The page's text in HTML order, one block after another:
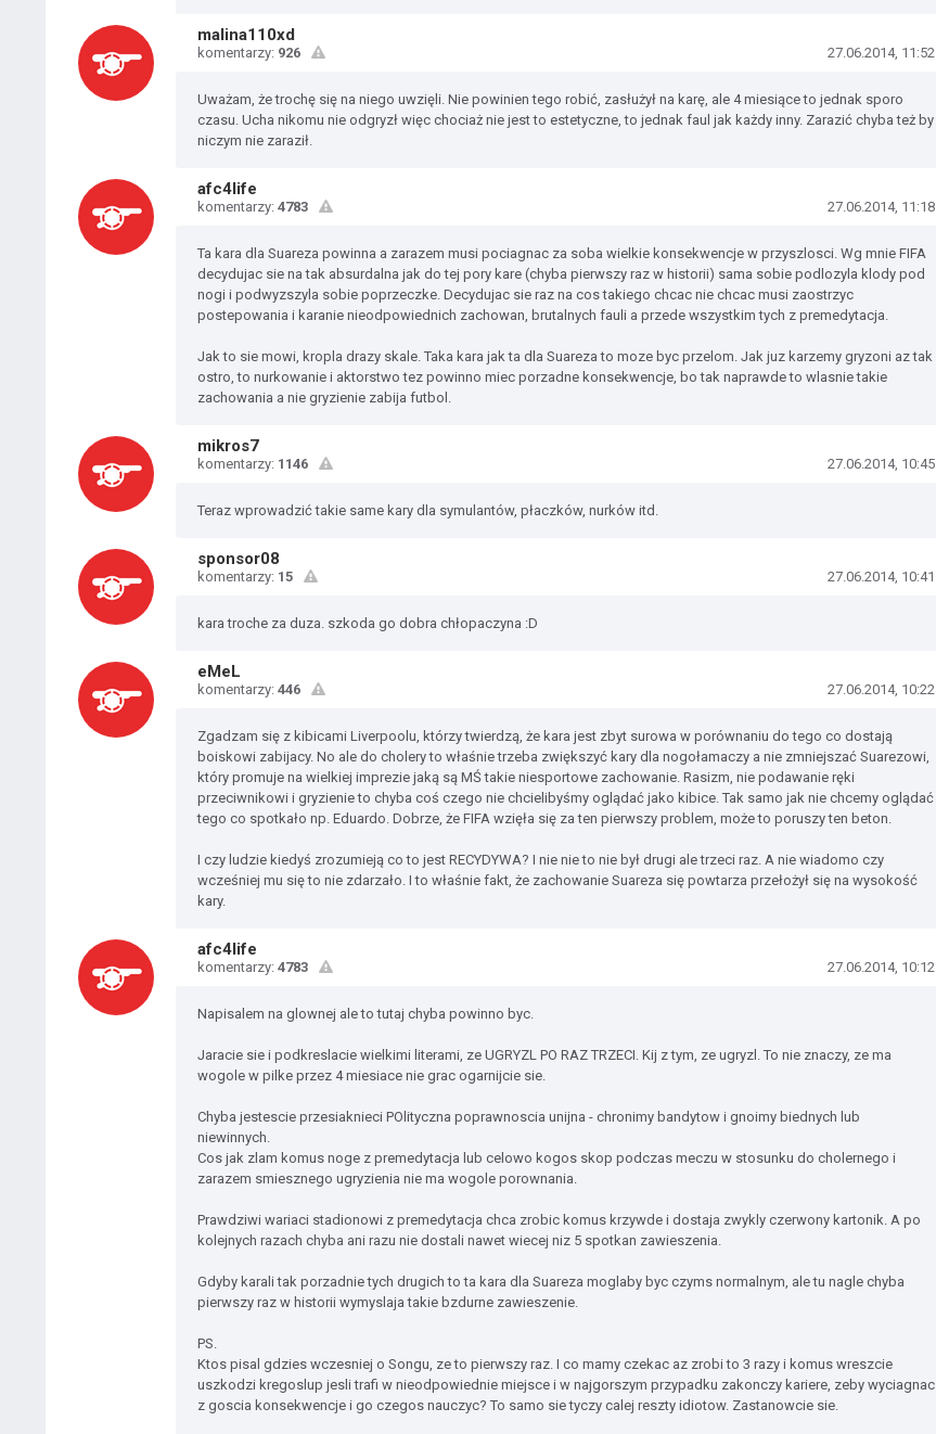
malina110xd
komentarzy: 926 27.06.2014, 11:52
Uważam, że trochę się na niego uwzięli. Nie powinien tego robić, zasłużył na karę, ale 4 miesiące to jednak sporo
czasu. Ucha nikomu nie odgryzł więc chociaż nie jest to estetyczne, to jednak faul jak każdy inny. Zarazić chyba też by
niczym nie zaraził.
afc4life
komentarzy: 4783 27.06.2014, 11:18
Ta kara dla Suareza powinna a zarazem musi pociagnac za soba wielkie konsekwencje w przyszlosci. Wg mnie FIFA
decydujac sie na tak absurdalna jak do tej pory kare (chyba pierwszy raz w historii) sama sobie podlozyla klody pod
nogi i podwyzszyla sobie poprzeczke. Decydujac sie raz na cos takiego chcac nie chcac musi zaostrzyc
postepowania i karanie nieodpowiednich zachowan, brutalnych fauli a przede wszystkim tych z premedytacja.
Jak to sie mowi, kropla drazy skale. Taka kara jak ta dla Suareza to moze byc przelom. Jak juz karzemy gryzoni az tak
ostro, to nurkowanie i aktorstwo tez powinno miec porzadne konsekwencje, bo tak naprawde to wlasnie takie
zachowania a nie gryzienie zabija futbol.
mikros7
komentarzy: 1146 27.06.2014, 10:45
Teraz wprowadzić takie same kary dla symulantów, płaczków, nurków itd.
sponsor08
komentarzy: 15 27.06.2014, 10:41
kara troche za duza. szkoda go dobra chłopaczyna :D
eMeL
komentarzy: 446 27.06.2014, 10:22
Zgadzam się z kibicami Liverpoolu, którzy twierdzą, że kara jest zbyt surowa w porównaniu do tego co dostają
boiskowi zabijacy. No ale do cholery to właśnie trzeba zwiększyć kary dla nogołamaczy a nie zmniejszać Suarezowi,
który promuje na wielkiej imprezie jaką są MŚ takie niesportowe zachowanie. Rasizm, nie podawanie ręki
przeciwnikowi i gryzienie to chyba coś czego nie chcielibyśmy oglądać jako kibice. Tak samo jak nie chcemy oglądać
tego co spotkało np. Eduardo. Dobrze, że FIFA wzięła się za ten pierwszy problem, może to poruszy ten beton.
I czy ludzie kiedyś zrozumieją co to jest RECYDYWA? I nie nie to nie był drugi ale trzeci raz. A nie wiadomo czy
wcześniej mu się to nie zdarzało. I to właśnie fakt, że zachowanie Suareza się powtarza przełożył się na wysokość
kary.
afc4life
komentarzy: 4783 27.06.2014, 10:12
Napisalem na glownej ale to tutaj chyba powinno byc.
Jaracie sie i podkreslacie wielkimi literami, ze UGRYZL PO RAZ TRZECI. Kij z tym, ze ugryzl. To nie znaczy, ze ma
wogole w pilke przez 4 miesiace nie grac ogarnijcie sie.
Chyba jestescie przesiaknieci POlityczna poprawnoscia unijna - chronimy bandytow i gnoimy biednych lub
niewinnych.
Cos jak zlam komus noge z premedytacja lub celowo kogos skop podczas meczu w stosunku do cholernego i
zarazem smiesznego ugryzienia nie ma wogole porownania.
Prawdziwi wariaci stadionowi z premedytacja chca zrobic komus krzywde i dostaja zwykly czerwony kartonik. A po
kolejnych razach chyba ani razu nie dostali nawet wiecej niz 5 spotkan zawieszenia.
Gdyby karali tak porzadnie tych drugich to ta kara dla Suareza moglaby byc czyms normalnym, ale tu nagle chyba
pierwszy raz w historii wymyslaja takie bzdurne zawieszenie.
PS.
Ktos pisal gdzies wczesniej o Songu, ze to pierwszy raz. I co mamy czekac az zrobi to 3 razy i komus wreszcie
uszkodzi kregoslup jesli trafi w nieodpowiednie miejsce i w najgorszym przypadku zakonczy kariere, zeby wyciagnac
z goscia konsekwencje i go czegos nauczyc? To samo sie tyczy calej reszty idiotow. Zastanowcie sie.